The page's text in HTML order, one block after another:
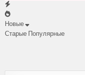
Новые
Старые Популярные